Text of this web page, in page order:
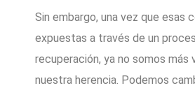
Sin embargo, una vez que esas
expuestas a través de un
recuperación, ya no somos más
nuestra herencia. Podemos